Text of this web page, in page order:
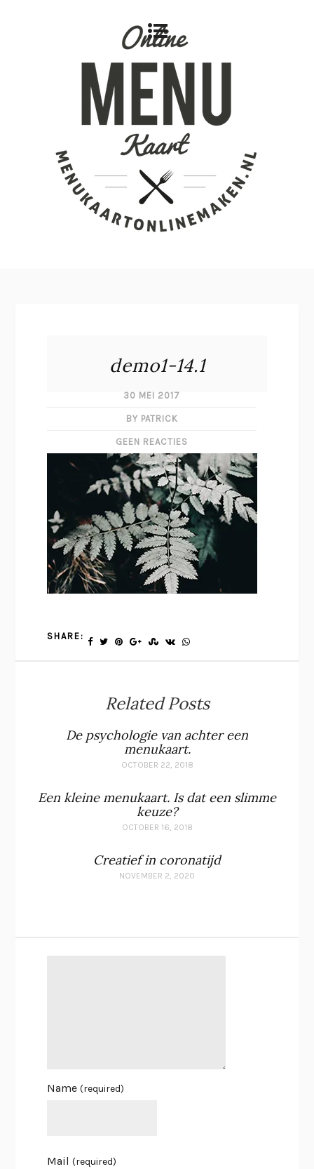
demo1-14.1
30 MEI 2017
BY PATRICK
GEEN REACTIES
SHARE:
Related Posts
De psychologie van achter een
menukaart.
OCTOBER 22, 2018
Een kleine menukaart. Is dat een slimme
keuze?
OCTOBER 16, 2018
Creatief in coronatijd
NOVEMBER 2, 2020
Name(required)
Mail(required)